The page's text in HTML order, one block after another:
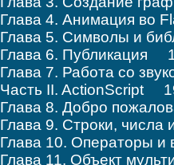
Глава 4. Анимация во
Глава 5. Символы и
Глава 6. Публикация
Глава 7. Работа со
Часть II. ActionScript
Глава 8. Добро
Глава 9. Строки,
Глава 10. Операторы
Глава 11. Объект